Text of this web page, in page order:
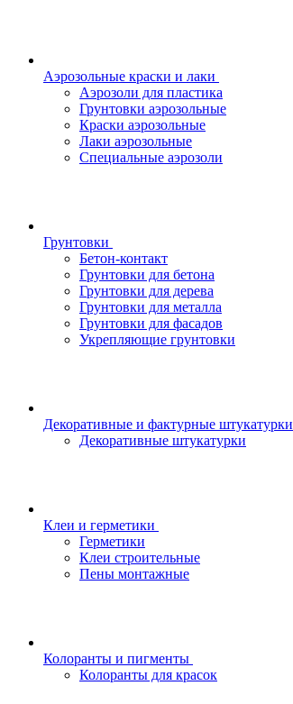
Аэрозольные краски и лаки
Аэрозоли для пластика
Грунтовки аэрозольные
Краски аэрозольные
Лаки аэрозольные
Специальные аэрозоли
Грунтовки
Бетон-контакт
Грунтовки для бетона
Грунтовки для дерева
Грунтовки для металла
Грунтовки для фасадов
Укрепляющие грунтовки
Декоративные и фактурные штукатурки
Декоративные штукатурки
Клеи и герметики
Герметики
Клеи строительные
Пены монтажные
Колоранты и пигменты
Колоранты для красок